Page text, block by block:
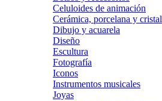
Celuloides de animación
Cerámica, porcelana y cristal
Dibujo y acuarela
Diseño
Escultura
Fotografía
Iconos
Instrumentos musicales
Joyas